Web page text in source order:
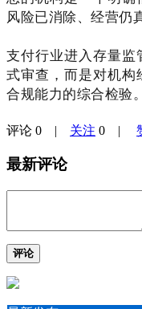
风险已消除、经营仍
支付行业进入存量
式审查，而是对机
合规能力的综合检验。
评论 0 | 关注 0 |
最新评论
评论